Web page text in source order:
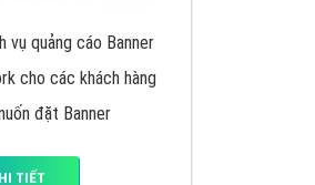
vụ quảng cáo Banner
cho các khách hàng
đặt Banner
TIẾT